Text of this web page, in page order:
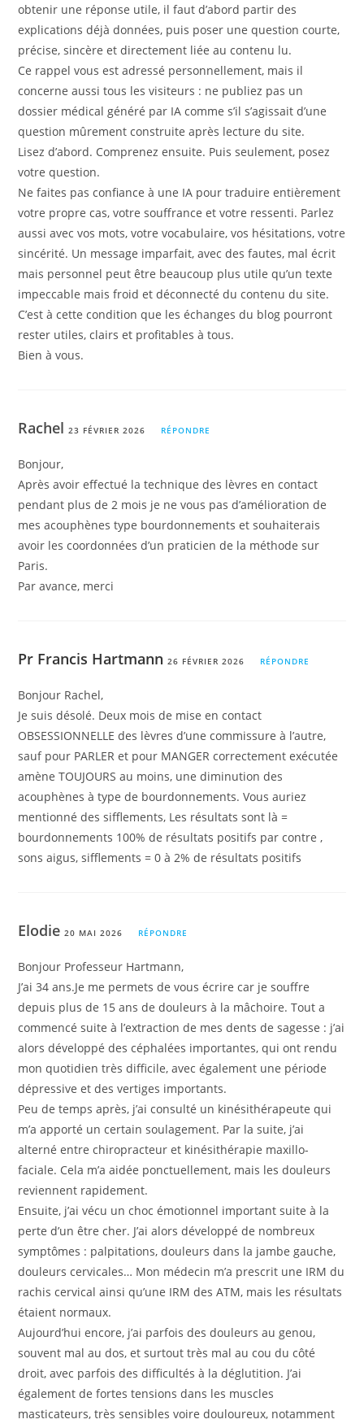
obtenir une réponse utile, il faut d’abord partir des
explications déjà données, puis poser une question courte,
précise, sincère et directement liée au contenu lu.
Ce rappel vous est adressé personnellement, mais il
concerne aussi tous les visiteurs : ne publiez pas un
dossier médical généré par IA comme s’il s’agissait d’une
question mûrement construite après lecture du site.
Lisez d’abord. Comprenez ensuite. Puis seulement, posez
votre question.
Ne faites pas confiance à une IA pour traduire entièrement
votre propre cas, votre souffrance et votre ressenti. Parlez
aussi avec vos mots, votre vocabulaire, vos hésitations, votre
sincérité. Un message imparfait, avec des fautes, mal écrit
mais personnel peut être beaucoup plus utile qu’un texte
impeccable mais froid et déconnecté du contenu du site.
C’est à cette condition que les échanges du blog pourront
rester utiles, clairs et profitables à tous.
Bien à vous.
Rachel23 FÉVRIER 2026 RÉPONDRE
Bonjour,
Après avoir effectué la technique des lèvres en contact
pendant plus de 2 mois je ne vous pas d’amélioration de
mes acouphènes type bourdonnements et souhaiterais
avoir les coordonnées d’un praticien de la méthode sur
Paris.
Par avance, merci
Pr Francis Hartmann 26 FÉVRIER 2026 RÉPONDRE
Bonjour Rachel,
Je suis désolé. Deux mois de mise en contact
OBSESSIONNELLE des lèvres d’une commissure à l’autre,
sauf pour PARLER et pour MANGER correctement exécutée
amène TOUJOURS au moins, une diminution des
acouphènes à type de bourdonnements. Vous auriez
mentionné des sifflements, Les résultats sont là =
bourdonnements 100% de résultats positifs par contre ,
sons aigus, sifflements = 0 à 2% de résultats positifs
Elodie20 MAI 2026 RÉPONDRE
Bonjour Professeur Hartmann,
J’ai 34 ans.Je me permets de vous écrire car je souffre
depuis plus de 15 ans de douleurs à la mâchoire. Tout a
commencé suite à l’extraction de mes dents de sagesse : j’ai
alors développé des céphalées importantes, qui ont rendu
mon quotidien très difficile, avec également une période
dépressive et des vertiges importants.
Peu de temps après, j’ai consulté un kinésithérapeute qui
m’a apporté un certain soulagement. Par la suite, j’ai
alterné entre chiropracteur et kinésithérapie maxillo-
faciale. Cela m’a aidée ponctuellement, mais les douleurs
reviennent rapidement.
Ensuite, j’ai vécu un choc émotionnel important suite à la
perte d’un être cher. J’ai alors développé de nombreux
symptômes : palpitations, douleurs dans la jambe gauche,
douleurs cervicales… Mon médecin m’a prescrit une IRM du
rachis cervical ainsi qu’une IRM des ATM, mais les résultats
étaient normaux.
Aujourd’hui encore, j’ai parfois des douleurs au genou,
souvent mal au dos, et surtout très mal au cou du côté
droit, avec parfois des difficultés à la déglutition. J’ai
également de fortes tensions dans les muscles
masticateurs, très sensibles voire douloureux, notamment